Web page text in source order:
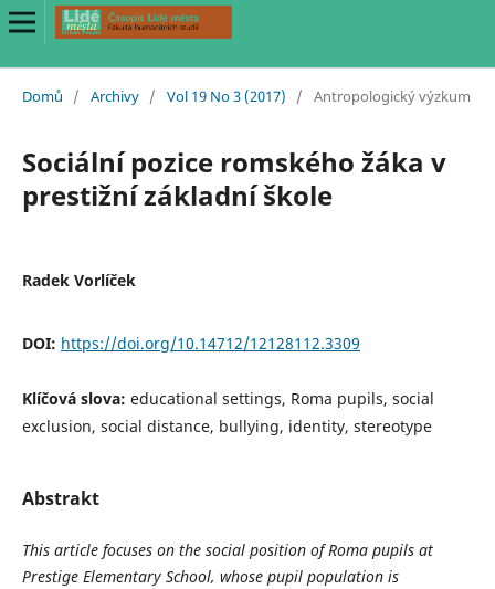
Domů / Archivy / Vol 19 No 3 (2017) / Antropologický výzkum
Sociální pozice romského žáka v
prestižní základní škole
Radek Vorlíček
DOI: https://doi.org/10.14712/12128112.3309
Klíčová slova: educational settings, Roma pupils, social
exclusion, social distance, bullying, identity, stereotype
Abstrakt
This article focuses on the social position of Roma pupils at
Prestige Elementary School, whose pupil population is